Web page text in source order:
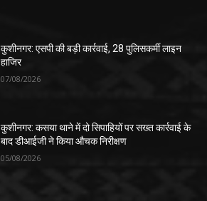
कुशीनगर: एसपी की बड़ी कार्रवाई, 28 पुलिसकर्मी लाइन
हाजिर
07/08/2026
कुशीनगर: कसया थाने में दो सिपाहियों पर सख्त कार्रवाई के
बाद डीआईजी ने किया औचक निरीक्षण
05/08/2026